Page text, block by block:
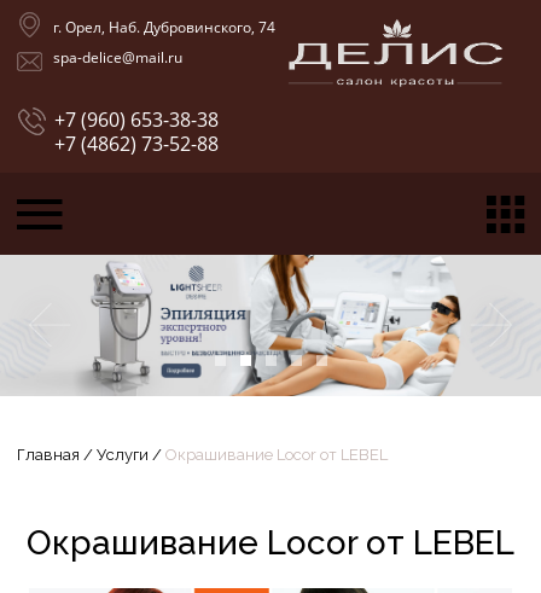
г. Орел, Наб. Дубровинского, 74
spa-delice@mail.ru
+7 (960) 653-38-38
+7 (4862) 73-52-88
Главная / Услуги / Окрашивание Locor от LEBEL
Окрашивание Locor от LEBEL